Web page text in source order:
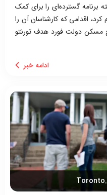
برنامه گسترده‌ای را برای کمک
اقدامی که کارشناسان آن را
دولت فورد هدف تورنتو